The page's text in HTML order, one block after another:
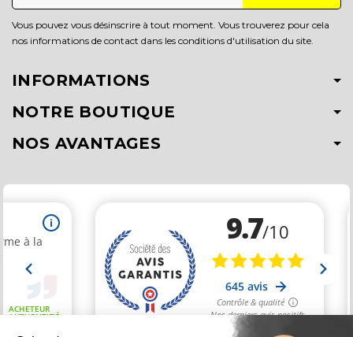
Vous pouvez vous désinscrire à tout moment. Vous trouverez pour cela
nos informations de contact dans les conditions d'utilisation du site.
INFORMATIONS
NOTRE BOUTIQUE
NOS AVANTAGES